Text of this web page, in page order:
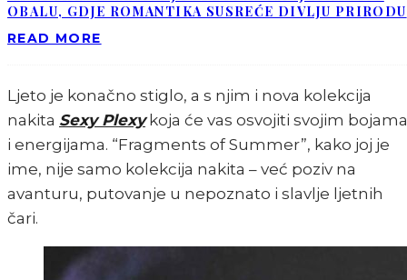
OBALU, GDJE ROMANTIKA SUSREĆE DIVLJU PRIRODU
READ MORE
Ljeto je konačno stiglo, a s njim i nova kolekcija
nakita Sexy Plexykoja će vas osvojiti svojim bojama
i energijama. “Fragments of Summer”, kako joj je
ime, nije samo kolekcija nakita – već poziv na
avanturu, putovanje u nepoznato i slavlje ljetnih
čari.